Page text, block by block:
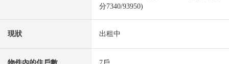
分7340/93950)
現狀 出租中